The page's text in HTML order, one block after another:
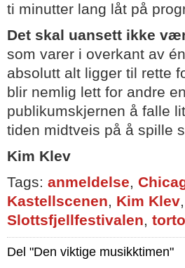
ti minutter lang låt på
Det skal uansett ikke
som varer i overkant av
absolutt alt ligger til rette
blir nemlig lett for andre
publikumskjernen å falle
tiden midtveis på å spille
Kim Klev
Tags: anmeldelse,
Kastellscenen, Kim Klev,
Slottsfjellfestivalen,
Del "Den viktige musikktimen"